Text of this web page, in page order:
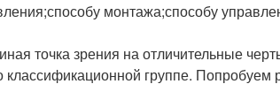
монтажа;способу
точка зрения на отличительные
группе. Попробуем